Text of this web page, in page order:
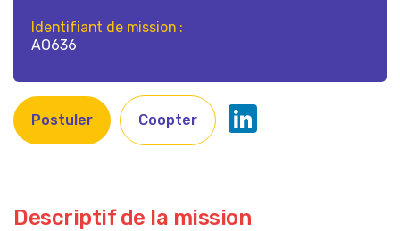
Identifiant de mission :
AO636
Postuler Coopter
Descriptif de la mission